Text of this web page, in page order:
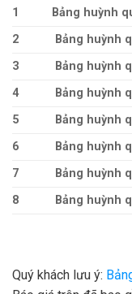
1 Bảng huỳnh
2
Bảng huỳnh
3
Bảng huỳnh
4
Bảng huỳnh
5
Bảng huỳnh
6
Bảng huỳnh
7
Bảng huỳnh
8
Bảng huỳnh
Quý khách lưu ý: